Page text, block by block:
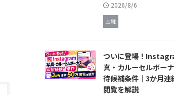
2026/8/6
金融
ついに登場！
真・カルーセルボー
待候補条件｜3か月連
閲覧を解説